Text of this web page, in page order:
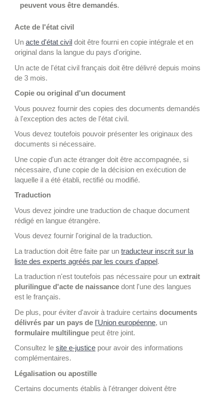
peuvent vous être demandés.
Acte de l'état civil
Un acte d'état civil doit être fourni en copie intégrale et en
original dans la langue du pays d'origine.
Un acte de l'état civil français doit être délivré depuis moins
de 3 mois.
Copie ou original d'un document
Vous pouvez fournir des copies des documents demandés
à l'exception des actes de l'état civil.
Vous devez toutefois pouvoir présenter les originaux des
documents si nécessaire.
Une copie d'un acte étranger doit être accompagnée, si
nécessaire, d'une copie de la décision en exécution de
laquelle il a été établi, rectifié ou modifié.
Traduction
Vous devez joindre une traduction de chaque document
rédigé en langue étrangère.
Vous devez fournir l'original de la traduction.
La traduction doit être faite par un traducteur inscrit sur la
liste des experts agréés par les cours d'appel.
La traduction n'est toutefois pas nécessaire pour un extrait
plurilingue d'acte de naissance dont l'une des langues
est le français.
De plus, pour éviter d'avoir à traduire certains documents
délivrés par un pays de l'Union européenne, un
formulaire multilingue peut être joint.
Consultez le site e-justice pour avoir des informations
complémentaires.
Légalisation ou apostille
Certains documents établis à l'étranger doivent être